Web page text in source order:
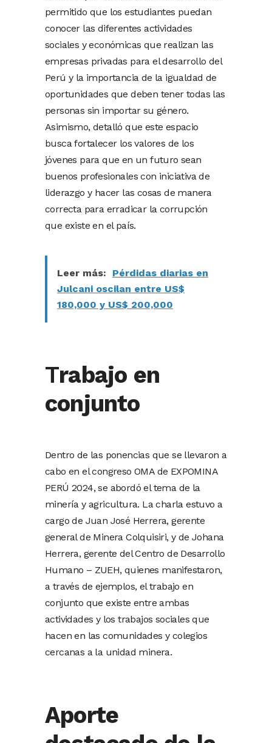
permitido que los estudiantes puedan
conocer las diferentes actividades
sociales y económicas que realizan las
empresas privadas para el desarrollo del
Perú y la importancia de la igualdad de
oportunidades que deben tener todas las
personas sin importar su género.
Asimismo, detalló que este espacio
busca fortalecer los valores de los
jóvenes para que en un futuro sean
buenos profesionales con iniciativa de
liderazgo y hacer las cosas de manera
correcta para erradicar la corrupción
que existe en el país.
Leer más:
Pérdidas diarias en
Julcani oscilan entre US$
180,000 y US$ 200,000
Trabajo en
conjunto
Dentro de las ponencias que se llevaron a
cabo en el congreso OMA de EXPOMINA
PERÚ 2024, se abordó el tema de la
minería y agricultura. La charla estuvo a
cargo de Juan José Herrera, gerente
general de Minera Colquisiri, y de Johana
Herrera, gerente del Centro de Desarrollo
Humano – ZUEH, quienes manifestaron,
a través de ejemplos, el trabajo en
conjunto que existe entre ambas
actividades y los trabajos sociales que
hacen en las comunidades y colegios
cercanas a la unidad minera.
Aporte